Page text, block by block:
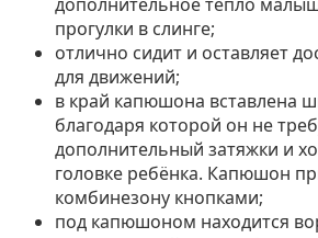
прогулки в слинге;
отлично сидит и оставляет
для движений;
в край капюшона вставлена
благодаря которой он не
дополнительный затяжки и
головке ребёнка. Капюшон
комбинезону кнопками;
под капюшоном находится